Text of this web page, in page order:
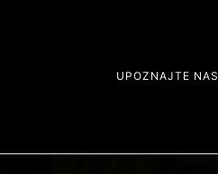
UPOZNAJTE NAS